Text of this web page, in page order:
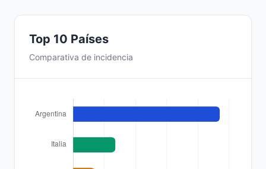
Top 10 Países
Comparativa de incidencia